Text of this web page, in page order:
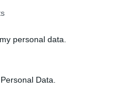
personal data.
Data.
για να
ευρώ ο καθένας για
έμεινε μαζί με τον
δίνει 250 ευρώ,